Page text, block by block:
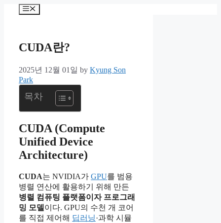
메
CUDA란?
2025년 12월 01일 by Kyung Son
Park
목차
CUDA (Compute
Unified Device
Architecture)
CUDA는 NVIDIA가 GPU를 범용
병렬 연산에 활용하기 위해 만든
병렬 컴퓨팅 플랫폼이자 프로그래
밍 모델 이다. GPU의 수천 개 코어
를 직접 제어해 딥러닝·과학 시뮬